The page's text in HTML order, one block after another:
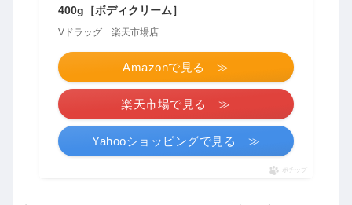
400g［ボディクリーム］
Vドラッグ 楽天市場店
Amazonで見る ≫
楽天市場で見る ≫
Yahooショッピングで見る ≫
ポチップ